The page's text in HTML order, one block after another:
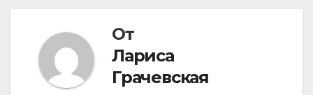
От
Лариса
Грачевская